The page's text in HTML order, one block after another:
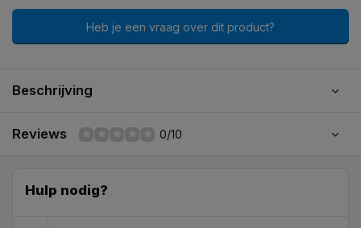
Heb je een vraag over dit product?
Beschrijving
Reviews 0/10
Hulp nodig?